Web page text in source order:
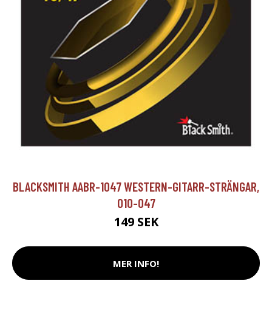
BLACKSMITH AABR-1047 WESTERN-GITARR-STRÄNGAR,
010-047
149 SEK
MER INFO!